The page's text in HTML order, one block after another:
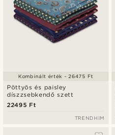
Pöttyös és paisley
díszzsebkendő szett
22495 Ft
Kombinált érték - 26475 Ft
TRENDHIM